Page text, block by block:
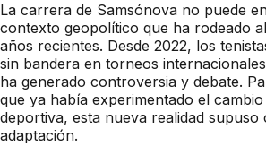
La carrera de Samsónova no puede
contexto geopolítico que ha rodeado
años recientes. Desde 2022, los
sin bandera en torneos
ha generado controversia y debate.
que ya había experimentado el
deportiva, esta nueva realidad
adaptación.